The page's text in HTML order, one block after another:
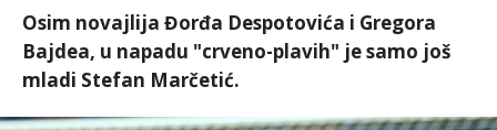
Osim novajlija Đorđa Despotovića i Gregora
Bajdea, u napadu "crveno-plavih" je samo još
mladi Stefan Marčetić.